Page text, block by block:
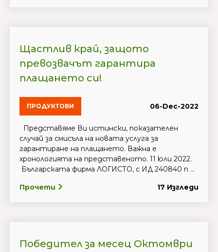
Щастлив край, защото
превозвачът гарантира
плащането си!
ПРОДУКТОВИ 06-Dec-2022
Представяме Ви истински, показателен
случай за смисъла на новата услуга за
гарантиране на плащането. Важна е
хронологията на представеното. 11 юли 2022.
Българската фирма ЛОГИСТО, с ИД 240840 п ...
Прочети 17 Изгледи
Победител за месец Октомври